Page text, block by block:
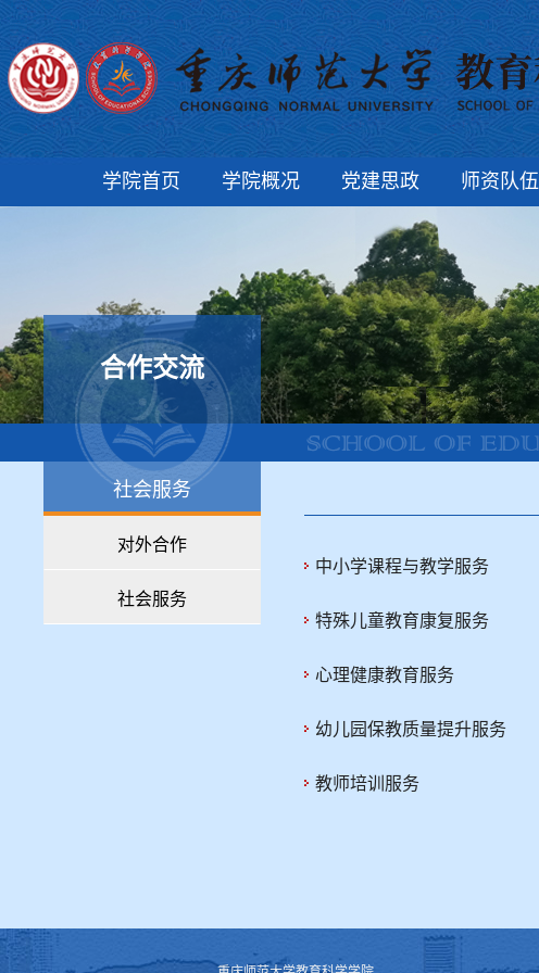
学院首页 学院概况 党建思政 师资队伍
合作交流
社会服务
对外合作
社会服务
中小学课程与教学服务
特殊儿童教育康复服务
心理健康教育服务
幼儿园保教质量提升服务
教师培训服务